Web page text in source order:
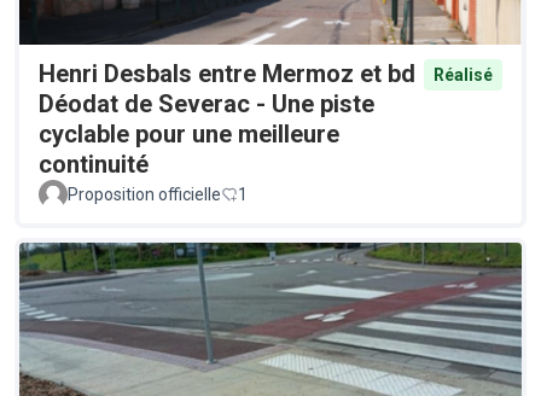
Henri Desbals entre Mermoz et bd
Déodat de Severac - Une piste
cyclable pour une meilleure
continuité
Réalisé
Proposition officielle 1